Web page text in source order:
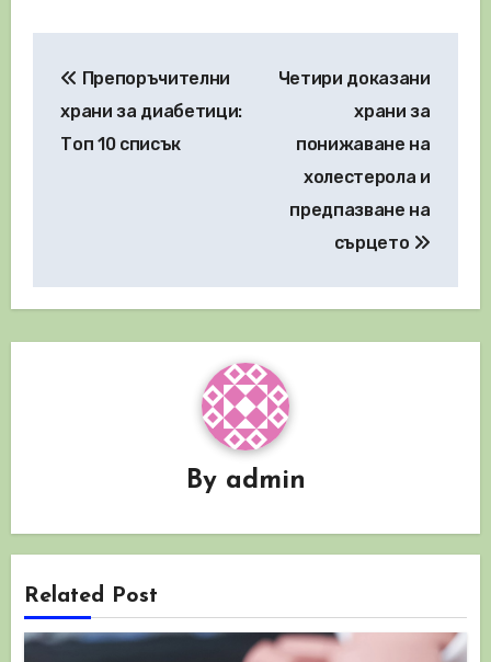
Препоръчителни
храни за диабетици:
Топ 10 списък
Четири доказани
храни за
понижаване на
холестерола и
предпазване на
сърцето
By admin
Related Post